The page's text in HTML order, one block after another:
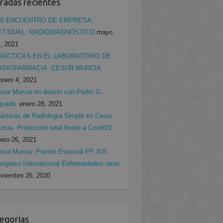
recientes
ENCUENTRO DE EMPRESA
DUAL: RADIODIAGNÓSTICO mayo
2021
EN EL LABORATORIO DE
CESUR MURCIA
4, 2021
Murcia en directo con Pedro G.
enero 28, 2021
de Radiología Simple en Cesur
Protección total frente a Covid19
26, 2021
Murcia: Premio Especial FP, XIII
Internacional Enfermedades raras
26, 2020